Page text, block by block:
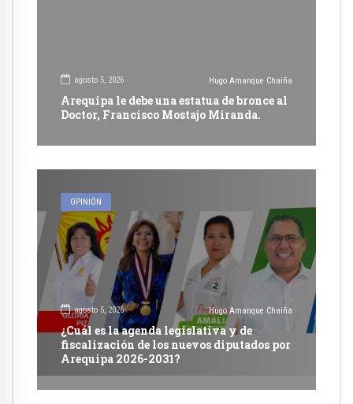
agosto 5, 2026 Hugo Amanque Chaiña
Arequipa le debe una estatua de bronce al
Doctor, Francisco Mostajo Miranda.
OPINIÓN
agosto 5, 2026 Hugo Amanque Chaiña
¿Cuál es la agenda legislativa y de
fiscalización de los nuevos diputados por
Arequipa 2026-2031?